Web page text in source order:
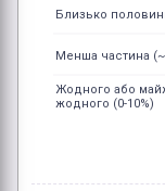
Близько
Менша частина
Жодного або
жодного (0-10%)